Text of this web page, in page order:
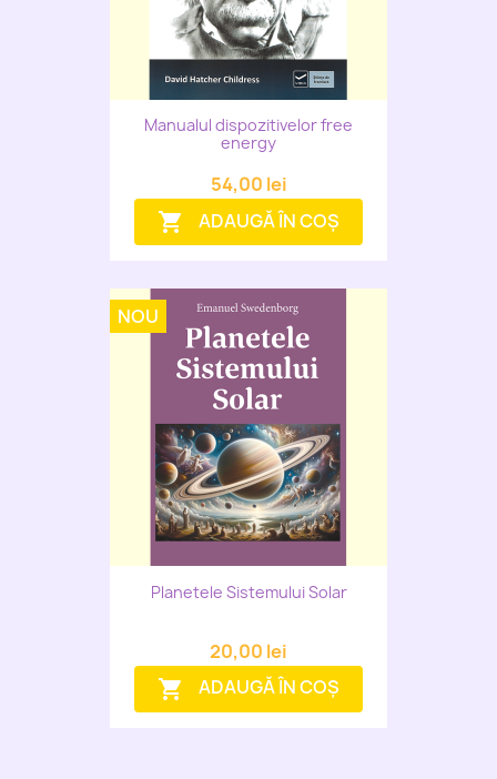
Manualul dispozitivelor free
energy
54,00 lei
shopping_cart ADAUGĂ ÎN COȘ
Planetele Sistemului Solar
20,00 lei
shopping_cart ADAUGĂ ÎN COȘ
NOU